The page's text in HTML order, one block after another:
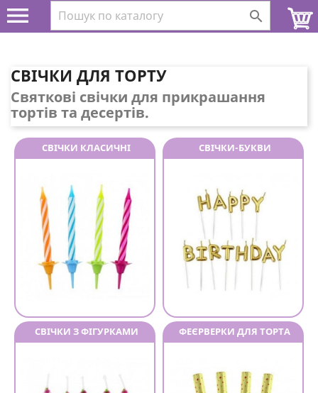
 
СВІЧКИ ДЛЯ ТОРТУ
Святкові свічки для прикрашання
тортів та десертів.
СВІЧКИ КЛАСИЧНІ СВІЧКИ-БУКВИ
СВІЧКИ З ФІГУРКАМИ ФЕЄРВЕРКИ ДЛЯ ТОРТА